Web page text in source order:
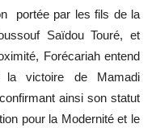
portée par les fils de la
Saïdou Touré, et
Forécariah entend
la victoire de Mamadi
ainsi son statut
pour la Modernité et le